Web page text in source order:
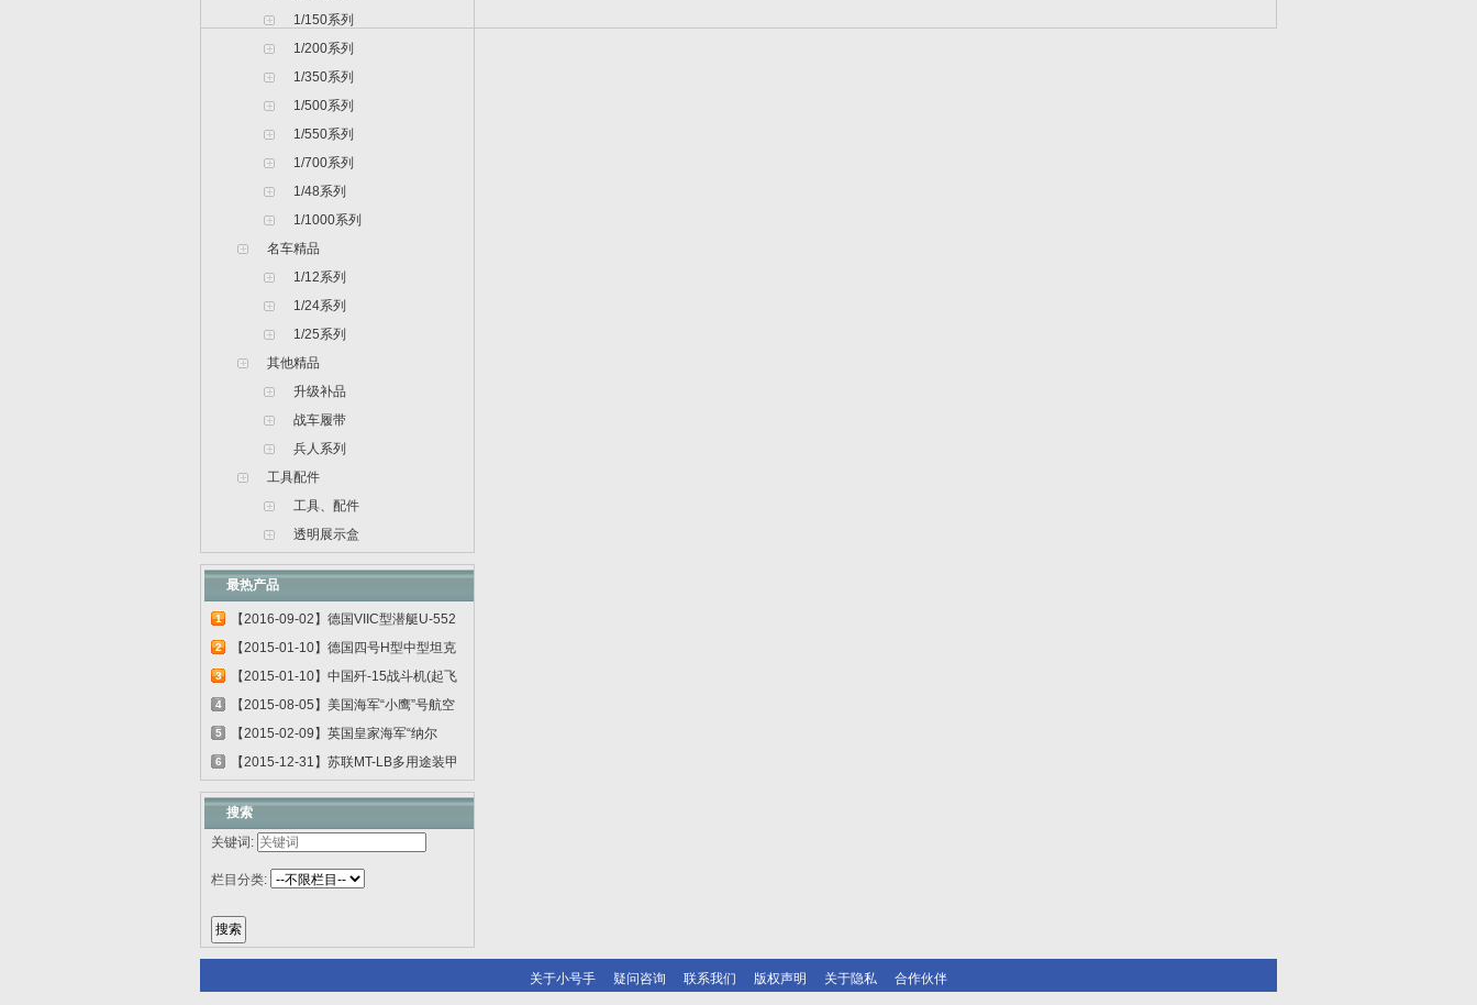
1/150系列
1/200系列
1/350系列
1/500系列
1/550系列
1/700系列
1/48系列
1/1000系列
名车精品
1/12系列
1/24系列
1/25系列
其他精品
升级补品
战车履带
兵人系列
工具配件
工具、配件
透明展示盒
最热产品
1
【2016-09-02】德国VIIC型潜艇U-552
06801
2
【2015-01-10】德国四号H型中型坦克
00920
3
【2015-01-10】中国歼-15战斗机(起飞
甲板...
4
【2015-08-05】美国海军“小鹰”号航空
母...
5
【2015-02-09】英国皇家海军“纳尔
逊”号...
6
【2015-12-31】苏联MT-LB多用途装甲
运输车...
搜索
关键词:
栏目分类:
关于小号手 疑问咨询 联系我们 版权声明 关于隐私 合作伙伴